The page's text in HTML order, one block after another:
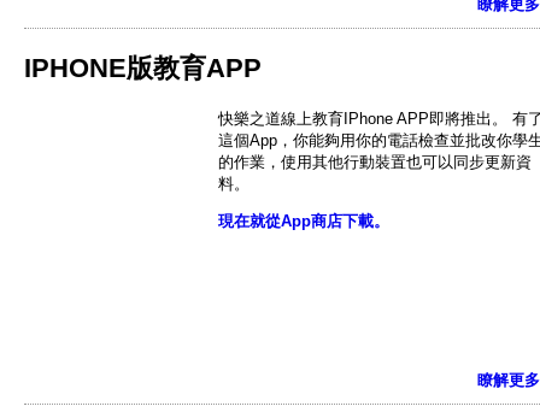
瞭解更
IPHONE版教育APP
快樂之道線上教育IPhone APP即將推出。 有
這個App，你能夠用你的電話檢查並批改你學
的作業，使用其他行動裝置也可以同步更新資
料。
現在就從App商店下載。
瞭解更